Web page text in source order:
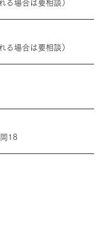
る場合は要相談）
る場合は要相談）
18